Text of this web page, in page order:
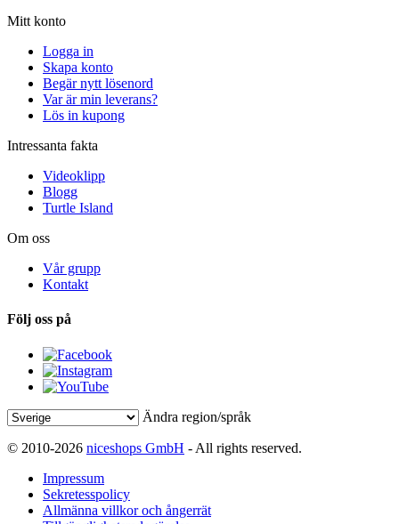
Mitt konto
Logga in
Skapa konto
Begär nytt lösenord
Var är min leverans?
Lös in kupong
Intressanta fakta
Videoklipp
Blogg
Turtle Island
Om oss
Vår grupp
Kontakt
Följ oss på
Ändra region/språk
© 2010-2026 niceshops GmbH - All rights reserved.
Impressum
Sekretesspolicy
Allmänna villkor och ångerrät